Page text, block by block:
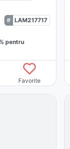
LAM217717
% pentru
Favorite